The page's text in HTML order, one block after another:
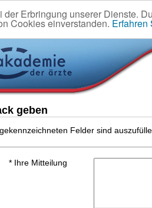
Erbringung unserer Dienste.
Cookies einverstanden. Erfahren
geben
Felder sind
* Ihre Mitteilung